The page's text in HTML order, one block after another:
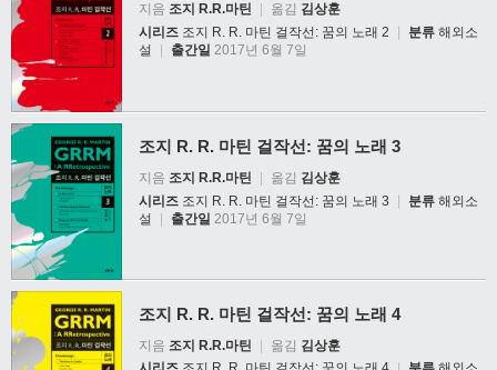
지음 조지 R.R.마틴 옮김 김상훈
시리즈 조지 R. R. 마틴 걸작선: 꿈의 노래 2 | 분류 해외소
설
| 출간일 2017년 6월 7일
조지 R. R. 마틴 걸작선: 꿈의 노래 3
지음 조지 R.R.마틴 | 옮김 김상훈
시리즈 조지 R. R. 마틴 걸작선: 꿈의 노래 3 | 분류 해외소
설
| 출간일 2017년 6월 7일
조지 R. R. 마틴 걸작선: 꿈의 노래 4
지음 조지 R.R.마틴 | 옮김 김상훈